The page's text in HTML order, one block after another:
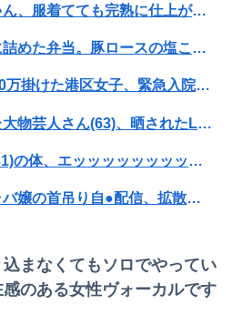
【画像】池田レイラちゃん、服着てても完熟に仕上がるｗｗｗｗｗｗｗｗｗｗｗｗｗｗ
今日は大館まげわっぱに詰めた弁当。豚ロースの塩こうじ＆ガーリック焼き
【悲報】全身改造に1750万掛けた港区女子、緊急入院でNHK報道局との合コンをキャンセル
パパ活不倫を暴露された大物芸人さん(63)、晒されたLINEが面白すぎるｗｗｗｗｗｗｗｗｗ(画像ｱﾘ)
【画像】石川佳純さん(31)の体、エッッッッッッッッッッッッッッッッッ！
【閲覧注意】元臆女キャバ嬢の首吊り自●配信、拡散されまくって終わるｗｗｗｗｗｗｗ
【悲報】ショートスリーパー堀さん、対面で高須幹弥にブチギレるｗｗｗｗ
まなくてもソロでやってい
のある女性ヴォーカルです